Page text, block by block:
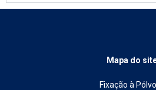
Mapa do
Fixação à